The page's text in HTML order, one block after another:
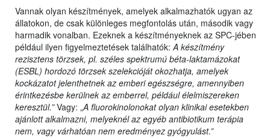
Vannak olyan készítmények, amelyek alkalmazhatók ugyan az
állatokon, de csak különleges megfontolás után, második vagy
harmadik vonalban. Ezeknek a készítményeknek az SPC-jében
például ilyen figyelmeztetések találhatók:A készítmény
rezisztens törzsek, pl. széles spektrumú béta-laktamázokat
(ESBL) hordozó törzsek szelekcióját okozhatja, amelyek
kockázatot jelenthetnek az emberi egészségre, amennyiben
érintkezésbe kerülnek az emberrel, például élelmiszereken
keresztül.”Vagy: „A fluorokinolonokat olyan klinikai esetekben
ajánlott alkalmazni, melyeknél az egyéb antibiotikum terápia
nem, vagy várhatóan nem eredményez gyógyulást.”